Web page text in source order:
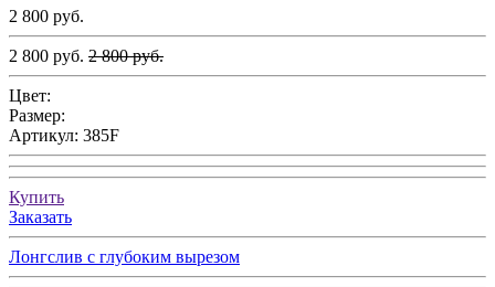
2 800 руб.
2 800 руб. 2 800 руб.
Цвет:
Размер:
Артикул: 385F
Купить
Заказать
Лонгслив с глубоким вырезом